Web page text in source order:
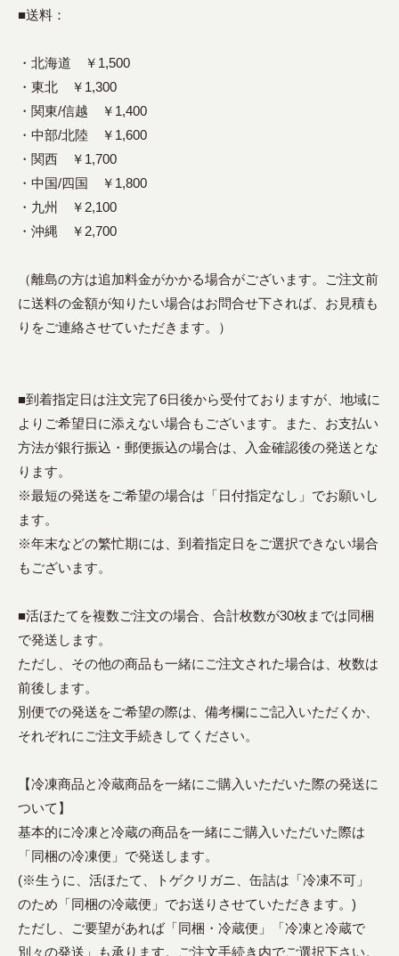
■送料：
・北海道 ￥1,500
・東北 ￥1,300
・関東/信越 ￥1,400
・中部/北陸 ￥1,600
・関西 ￥1,700
・中国/四国 ￥1,800
・九州 ￥2,100
・沖縄 ￥2,700
（離島の方は追加料金がかかる場合がございます。ご注文前
に送料の金額が知りたい場合はお問合せ下されば、お見積も
りをご連絡させていただきます。）
■到着指定日は注文完了6日後から受付ておりますが、地域に
よりご希望日に添えない場合もございます。また、お支払い
方法が銀行振込・郵便振込の場合は、入金確認後の発送とな
ります。
※最短の発送をご希望の場合は「日付指定なし」でお願いし
ます。
※年末などの繁忙期には、到着指定日をご選択できない場合
もございます。
■活ほたてを複数ご注文の場合、合計枚数が30枚までは同梱
で発送します。
ただし、その他の商品も一緒にご注文された場合は、枚数は
前後します。
別便での発送をご希望の際は、備考欄にご記入いただくか、
それぞれにご注文手続きしてください。
【冷凍商品と冷蔵商品を一緒にご購入いただいた際の発送に
ついて】
基本的に冷凍と冷蔵の商品を一緒にご購入いただいた際は
「同梱の冷凍便」で発送します。
(※生うに、活ほたて、トゲクリガニ、缶詰は「冷凍不可」
のため「同梱の冷蔵便」でお送りさせていただきます。)
ただし、ご要望があれば「同梱・冷蔵便」「冷凍と冷蔵で
別々の発送」も承ります。ご注文手続き内でご選択下さい。